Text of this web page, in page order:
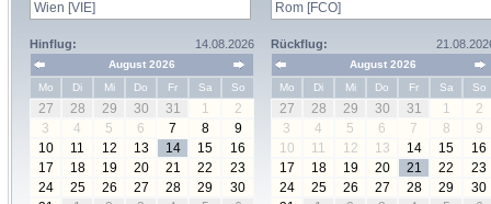
Hinflug: 14.08.2026
August 2026
Mo
Di Mi Do Fr Sa So
27 28 29 30 31 1
2
3
4 5 6 7 8
9
10
11 12 13 14 15
16
17
18 19 20 21 22
23
24
25 26 27 28 29
30
Rückflug:
August 2026
Mo
Di Mi Do Fr Sa So
27 28 29 30 31 1
2
3
4 5 6 7 8
9
10
11 12 13 14 15
16
17
18 19 20 21 22
23
24
25 26 27 28 29
30